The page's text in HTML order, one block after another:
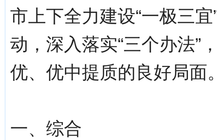
市上下全力建设“一极三
动，深入落实“三个办法”
优、优中提质的良好局面
一、综合